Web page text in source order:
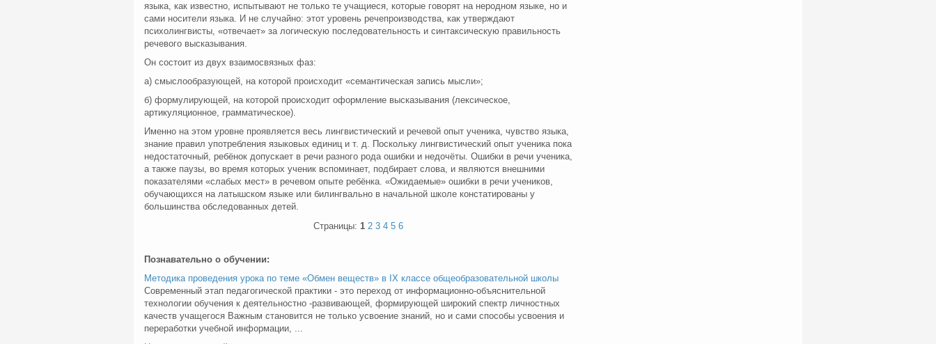
языка, как известно, испытывают не только те учащиеся, которые говорят на неродном языке, но и
сами носители языка. И не случайно: этот уровень речепроизводства, как утверждают
психолингвисты, «отвечает» за логическую последовательность и синтаксическую правильность
речевого высказывания.
Он состоит из двух взаимосвязных фаз:
а) смыслообразующей, на которой происходит «семантическая запись мысли»;
б) формулирующей, на которой происходит оформление высказывания (лексическое,
артикуляционное, грамматическое).
Именно на этом уровне проявляется весь лингвистический и речевой опыт ученика, чувство языка,
знание правил употребления языковых единиц и т. д. Поскольку лингвистический опыт ученика пока
недостаточный, ребёнок допускает в речи разного рода ошибки и недочёты. Ошибки в речи ученика,
а также паузы, во время которых ученик вспоминает, подбирает слова, и являются внешними
показателями «слабых мест» в речевом опыте ребёнка. «Ожидаемые» ошибки в речи учеников,
обучающихся на латышском языке или билингвально в начальной школе констатированы у
большинства обследованных детей.
Страницы: 1 2 3 4 5 6
Познавательно о обучении:
Методика проведения урока по теме «Обмен веществ» в ІХ классе общеобразовательной школы
Современный этап педагогической практики - это переход от информационно-объяснительной
технологии обучения к деятельностно -развивающей, формирующей широкий спектр личностных
качеств учащегося Важным становится не только усвоение знаний, но и сами способы усвоения и
переработки учебной информации, ...